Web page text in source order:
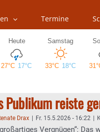
Termine
Publikum reiste
Drax Fr. 15.5.2026 - 16:22
Vergnügen“: Das